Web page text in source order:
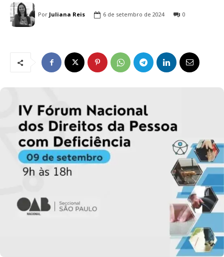
Por Juliana Reis 6 de setembro de 2024 0